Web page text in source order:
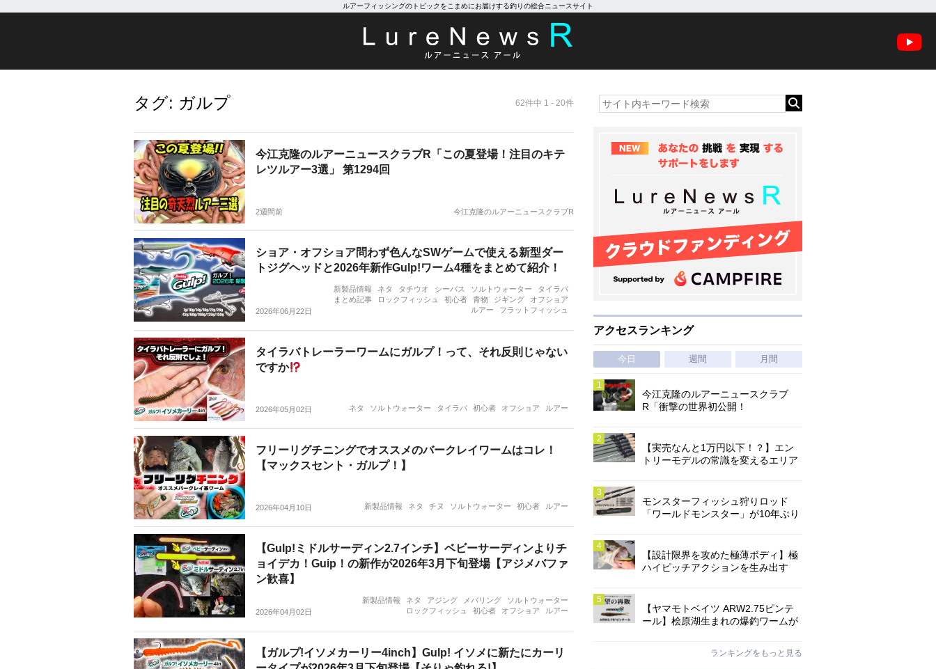
ルアーフィッシングのトピックをこまめにお届けする釣りの総合ニュースサイト
タグ: ガルプ 62件中 1 - 20件
今江克隆のルアーニュースクラブR「この夏登場！注目のキテ
レツルアー3選」 第1294回
2週間前 今江克隆のルアーニュースクラブR
ショア・オフショア問わず色んなSWゲームで使える新型ダー
トジグヘッドと2026年新作Gulp!ワーム4種をまとめて紹介！
2026年06月22日
新製品情報 ネタ タチウオ シーバス ソルトウォーター
タイラバ
まとめ記事
ロックフィッシュ 初心者 青物 ジギング
オフショア
ルアー
フラットフィッシュ
タイラバトレーラーワームにガルプ！って、それ反則じゃない
ですか
2026年05月02日 ネタ ソルトウォーター タイラバ 初心者 オフショア ルアー
フリーリグチニングでオススメのバークレイワームはコレ！
【マックスセント・ガルプ！】
2026年04月10日 新製品情報 ネタ チヌ ソルトウォーター 初心者 ルアー
【Gulp!ミドルサーディン2.7インチ】ベビーサーディンよりチ
ョイデカ！Guip！の新作が2026年3月下旬登場【アジメバファ
ン歓喜】
2026年04月02日
新製品情報 ネタ アジング メバリング
ソルトウォーター
ロックフィッシュ
初心者 オフショア ルアー
【ガルプ!イソメカーリー4inch】Gulp! イソメに新たにカーリ
アクセスランキング
今日 週間 月間
今江克隆のルアーニュースクラブ
R「衝撃の世界初公開！
【実売なんと1万円以下！？】エン
トリーモデルの常識を変えるエリア
モンスターフィッシュ狩りロッド
「ワールドモンスター」が10年ぶり
【設計限界を攻めた極薄ボディ】極
ハイピッチアクションを生み出す
【ヤマモトベイツ ARW2.75ピンテ
ール】桧原湖生まれの爆釣ワームが
ランキングをもっと見る